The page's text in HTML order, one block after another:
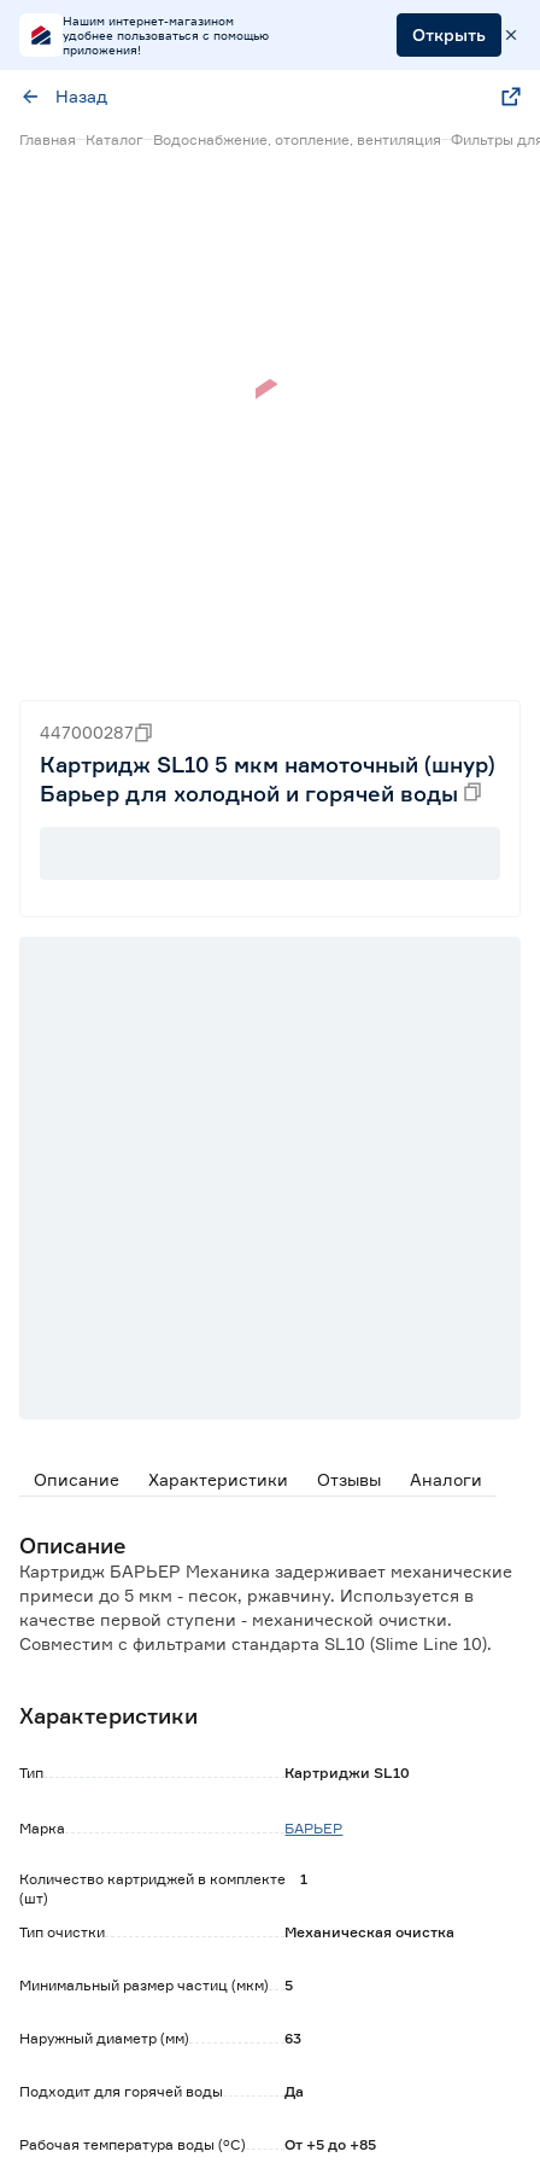
Нашим интернет-магазином
удобнее пользоваться с помощью
приложения!
Открыть
Назад
Главная Каталог Водоснабжение, отопление, вентиляция Фильтры
447000287
Картридж SL10 5 мкм намоточный (шнур)
Барьер для холодной и горячей воды
Описание Характеристики Отзывы Аналоги
Описание
Картридж БАРЬЕР Механика задерживает механические
примеси до 5 мкм - песок, ржавчину. Используется в
качестве первой ступени - механической очистки.
Совместим с фильтрами стандарта SL10 (Slime Line 10).
Ресурс картриджа зависит от качества исходной воды.
Характеристики
Тип Картриджи SL10
Марка БАРЬЕР
Количество картриджей в комплекте
(шт)
1
Тип очистки Механическая очистка
Минимальный размер частиц (мкм) 5
Наружный диаметр (мм) 63
Подходит для горячей воды Да
Рабочая температура воды (°С) От +5 до +85